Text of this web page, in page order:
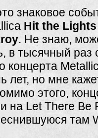
знаковое
Hit the Lights
. Не знаю,
в тысячный раз
концерта
лет, но мне
этого,
на Let There Be
там